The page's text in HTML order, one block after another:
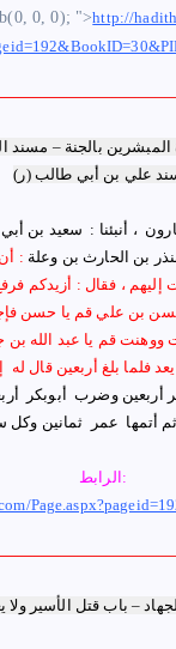
0, 0); ">http://
بالجنة – مسند
علي بن أبي طالب (ر)
‏، أنبئنا : ‏ ‏سعيد بن
بن الحارث بن وعلة :
إليهم ، فقال : أزيدكم
بن علي ‏قم يا ‏حسن
قم يا ‏عبد الله بن
فلما بلغ أربعين قال له
أربعين ‏وضرب ‏ ‏أبوبكر
ثم أتمها ‏ ‏عمر ‏ ‏ثمانين وكل
الرابط:
– باب قتل الأسير ولا